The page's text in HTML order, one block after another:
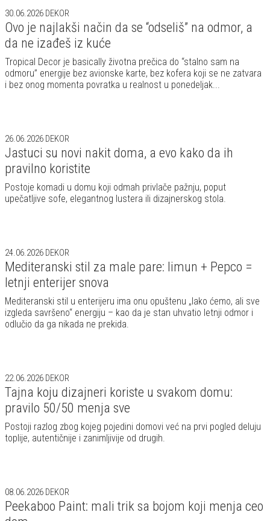
30.06.2026 DEKOR
Ovo je najlakši način da se “odseliš” na odmor, a
da ne izađeš iz kuće
Tropical Decor je basically životna prečica do “stalno sam na
odmoru” energije bez avionske karte, bez kofera koji se ne zatvara
i bez onog momenta povratka u realnost u ponedeljak...
26.06.2026 DEKOR
Jastuci su novi nakit doma, a evo kako da ih
pravilno koristite
Postoje komadi u domu koji odmah privlače pažnju, poput
upečatljive sofe, elegantnog lustera ili dizajnerskog stola.
24.06.2026 DEKOR
Mediteranski stil za male pare: limun + Pepco =
letnji enterijer snova
Mediteranski stil u enterijeru ima onu opuštenu „lako ćemo, ali sve
izgleda savršeno“ energiju – kao da je stan uhvatio letnji odmor i
odlučio da ga nikada ne prekida.
22.06.2026 DEKOR
Tajna koju dizajneri koriste u svakom domu:
pravilo 50/50 menja sve
Postoji razlog zbog kojeg pojedini domovi već na prvi pogled deluju
toplije, autentičnije i zanimljivije od drugih.
08.06.2026 DEKOR
Peekaboo Paint: mali trik sa bojom koji menja ceo